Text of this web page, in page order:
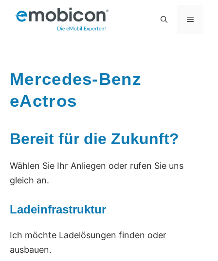
Inhalt
MENÜ
Mercedes-Benz
eActros
Bereit für die Zukunft?
Wählen Sie Ihr Anliegen oder rufen Sie uns
gleich an.
Ladeinfrastruktur
Ich möchte Ladelösungen finden oder
ausbauen.